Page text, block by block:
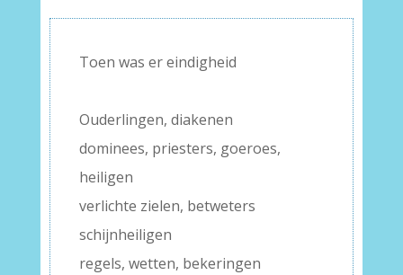
Toen was er eindigheid
Ouderlingen, diakenen
dominees, priesters, goeroes,
heiligen
verlichte zielen, betweters
schijnheiligen
regels, wetten, bekeringen